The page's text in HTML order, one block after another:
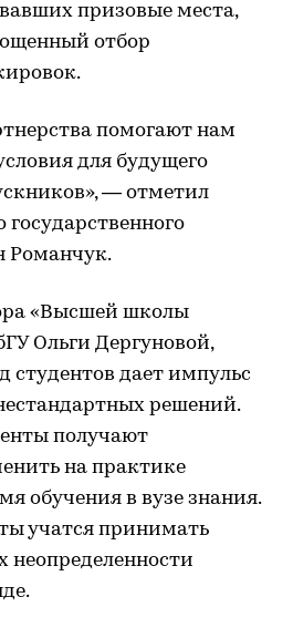
призовые места,
отбор
помогают нам
для будущего
— отметил
Романчук.
«Высшей школы
Ольги Дергуновой,
студентов дает импульс
решений.
получают
на практике
обучения в вузе знания.
учатся принимать
неопределенности